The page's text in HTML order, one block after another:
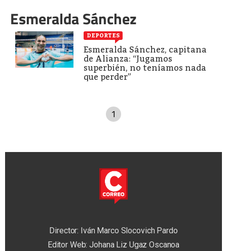
Esmeralda Sánchez
DEPORTES
Esmeralda Sánchez, capitana
de Alianza: “Jugamos
superbién, no teníamos nada
que perder”
1
Director: Iván Marco Slocovich Pardo
Editor Web: Johana Liz Ugaz Oscanoa